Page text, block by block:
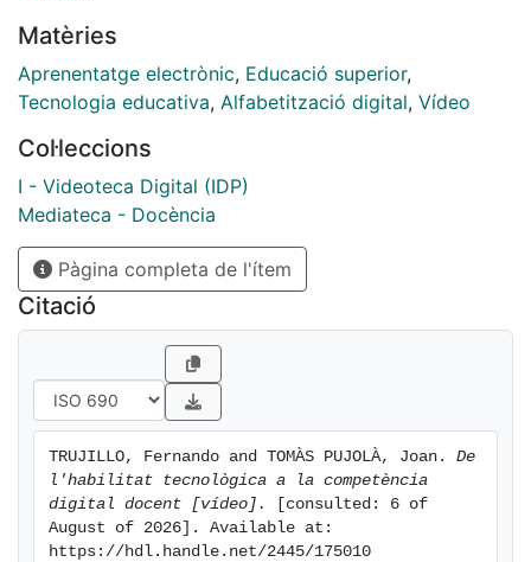
ha incorporat a les seves classes la dimensió digital
com una eina més del seu repertori.
aquesta competència digital docent per millorar el
procés d'ensenyament-aprenentatge dels nostres
estudiants i la seva pròpia competència digital.
Val a dir que la COVID-19 ha vingut a reforçar la
necessitat de comptar amb les infraestructures i les
estructures organitzatives i pedagògiques necessàries
per realitzar i sostenir la transformació digital que la
societat espera de la Universitat.
Matèries
Aprenentatge electrònic, Educació superior,
Tecnologia educativa, Alfabetització digital, Vídeo
Col·leccions
I - Videoteca Digital (IDP)
Mediateca - Docència
Pàgina completa de l'ítem
Citació
TRUJILLO, Fernando and TOMÀS PUJOLÀ, Joan. De
l'habilitat tecnològica a la competència
digital docent [vídeo].
[consulted: 6 of
August of 2026]. Available at:
https://hdl.handle.net/2445/175010